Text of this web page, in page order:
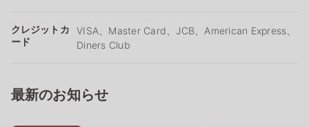
クレジットカ
ード
VISA、Master Card、JCB、American Express、
Diners Club
最新のお知らせ